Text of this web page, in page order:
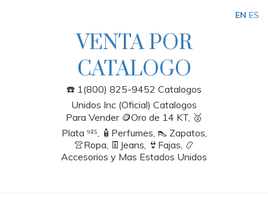
VENTA POR
CATALOGO
☎️ 1(800) 825-9452 Catalogos
Unidos Inc (Oficial) Catalogos
Para Vender 🪙Oro de 14 KT, 🥈
Plata ⁹²⁵, 🧴Perfumes, 👠 Zapatos,
👚Ropa, 👖Jeans, 👙Fajas, 📿
Accesorios y Mas Estados Unidos
EN ES